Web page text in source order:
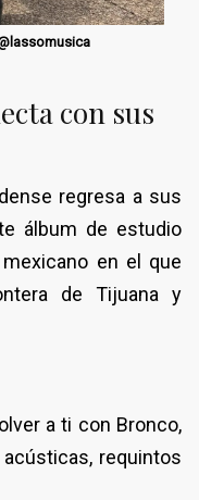
con sus
regresa a sus
álbum de estudio
en el que
de Tijuana y
a ti con Bronco,
requintos